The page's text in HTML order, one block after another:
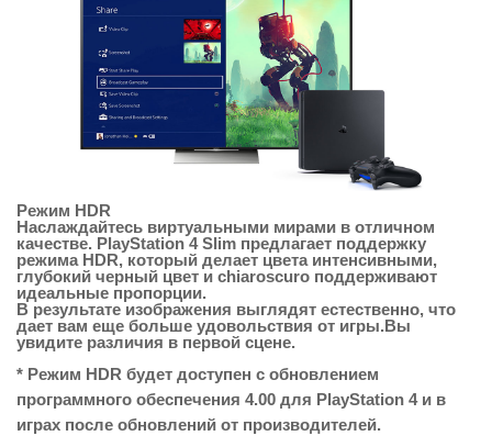
Режим HDR
Наслаждайтесь виртуальными мирами в отличном
качестве. PlayStation 4 Slim предлагает поддержку
режима HDR, который делает цвета интенсивными,
глубокий черный цвет и chiaroscuro поддерживают
идеальные пропорции.
В результате изображения выглядят естественно, что
дает вам еще больше удовольствия от игры.Вы
увидите различия в первой сцене.
* Режим HDR будет доступен с обновлением
программного обеспечения 4.00 для PlayStation 4 и в
играх после обновлений от производителей.